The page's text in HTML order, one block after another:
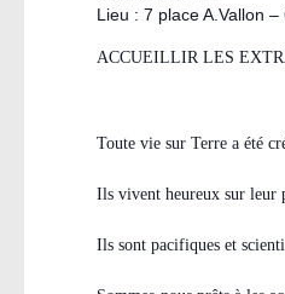
Lieu : 7 place A.Vallon –
ACCUEILLIR LES
Toute vie sur Terre a été
Ils vivent heureux sur leur
Ils sont pacifiques et